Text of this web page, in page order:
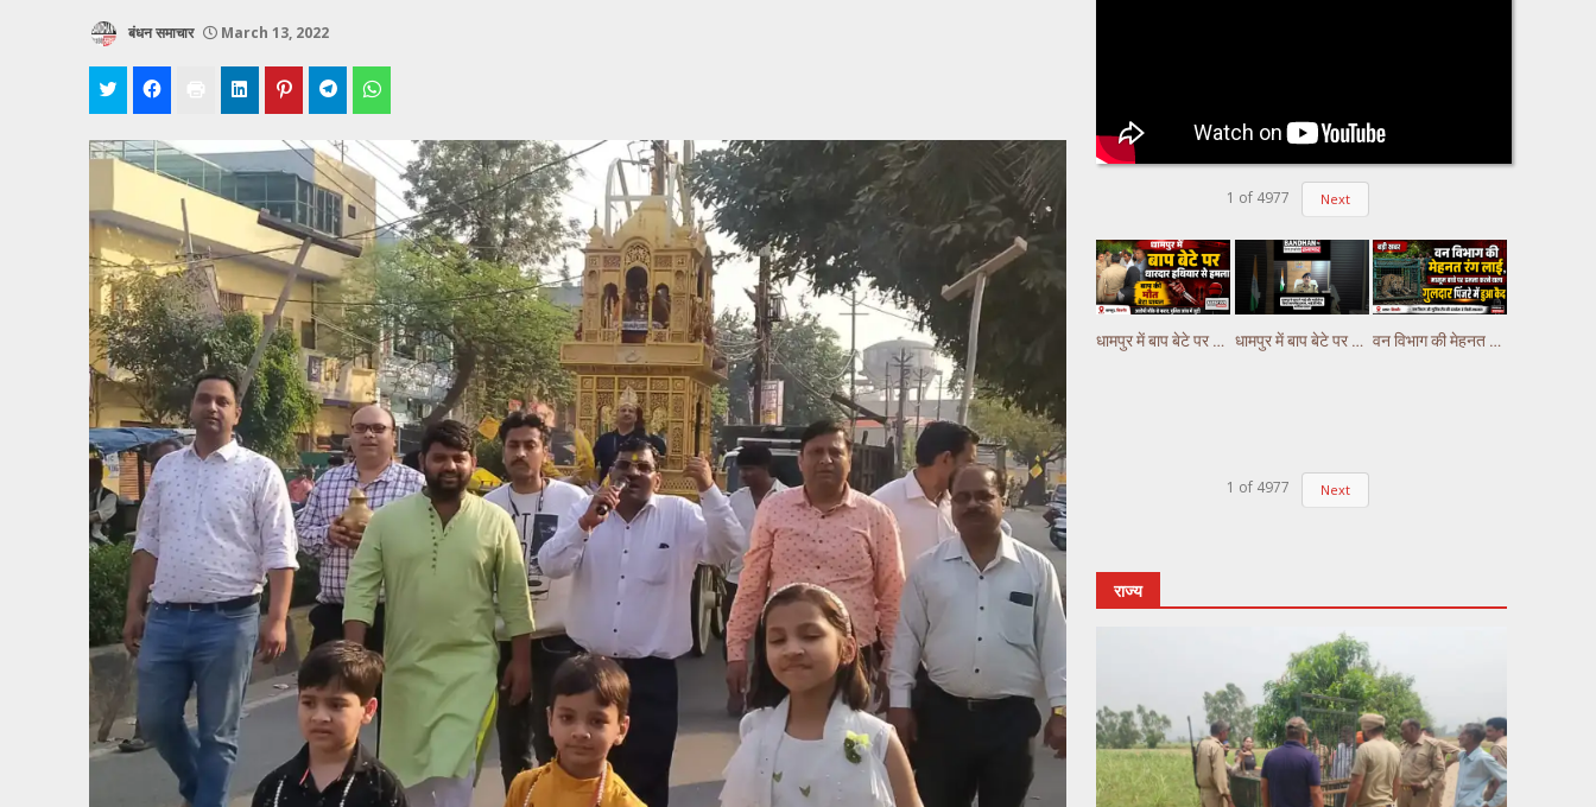
बंधन समाचार March 13, 2022
1 of 4977 Next
धामपुर में बाप बेटे पर धारदार हथियार से हमला, बाप की मौत बेटा घायल धामपुर में बाप बेटे पर धारदार हथियार से हमला, बाप की मौत बेटा घायल वन विभाग की मेहनत रंग लाई, मासूम बच्चे पर हमला करने वाला गुलदार पिंजरे में हुआ कैद
1 of 4977 Next
राज्य